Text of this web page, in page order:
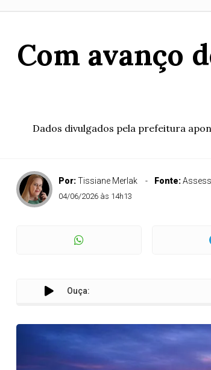
Com avanço
Dados divulgados pela prefeitura
Por:Tissiane Merlak Fonte:
04/06/2026 às 14h13
Ouça: